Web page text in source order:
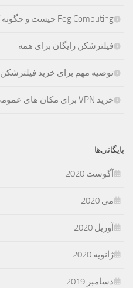
Fog Computing چیست و چگونه کار می کند؟ (قسمت اول)
فیلترشکن رایگان برای همه
توصیه مهم برای خرید فیلترشکن
خرید VPN برای مکان های عمومی
بایگانی‌ها
آگوست 2020
می 2020
آوریل 2020
ژانویه 2020
دسامبر 2019